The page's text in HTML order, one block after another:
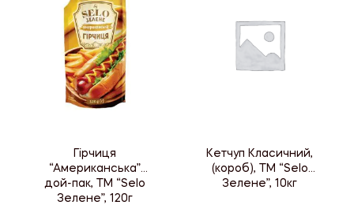
Гірчиця
“Американська”
дой-пак, ТМ “Selo
Зелене”, 120г
Кетчуп Класичний,
(короб), ТМ “Selo
Зелене”, 10кг